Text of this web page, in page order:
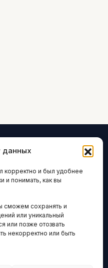
данных
корректно и был удобнее
и понимать, как вы
сможем сохранять и
или уникальный
или позже отозвать
некорректно или быть
IN